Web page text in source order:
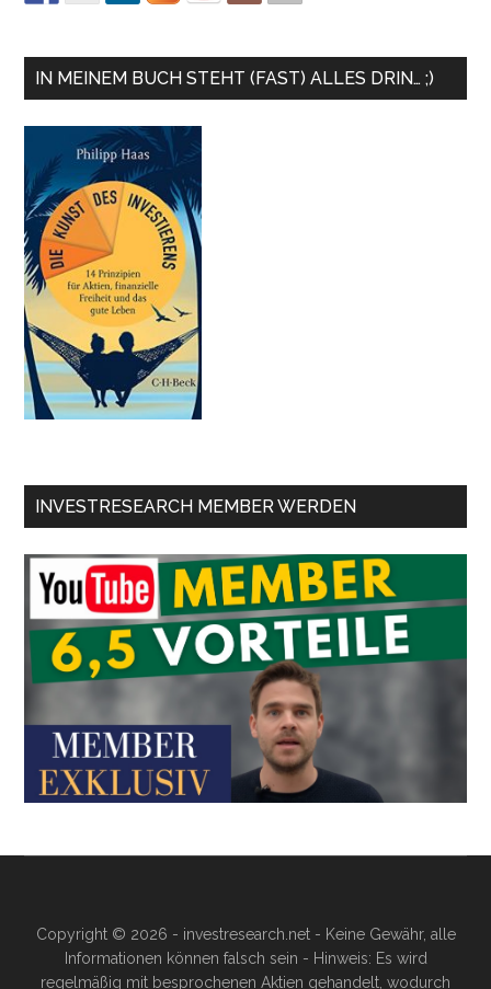
IN MEINEM BUCH STEHT (FAST) ALLES DRIN… ;)
INVESTRESEARCH MEMBER WERDEN
Copyright © 2026 - investresearch.net - Keine Gewähr, alle
Informationen können falsch sein - Hinweis: Es wird
regelmäßig mit besprochenen Aktien gehandelt, wodurch